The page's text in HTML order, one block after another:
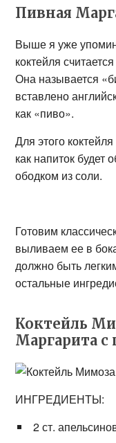
Пивная
Выше я уже
коктейля
Она называется
вставлено
как «пиво».
Для этого
как напиток будет
ободком из соли.
Готовим
выливаем ее в
должно быть
остальные
Коктейль
Маргарита
ИНГРЕДИЕНТЫ:
2 ст.